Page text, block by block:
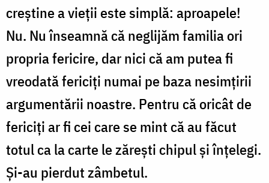
creștine a vieții este simplă: aproapele!
Nu. Nu înseamnă că neglijăm familia ori
propria fericire, dar nici că am putea fi
vreodată fericiți numai pe baza nesimțirii
argumentării noastre. Pentru că oricât de
fericiți ar fi cei care se mint că au făcut
totul ca la carte le zărești chipul și înțelegi.
Și-au pierdut zâmbetul.